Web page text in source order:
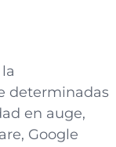
determinadas
en auge,
Google